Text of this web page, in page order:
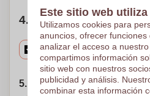
4. Elige tu cantidad
5. Elija su fecha de envío
Este sitio web
Utilizamos cookies para
anuncios, ofrecer funciones
analizar el acceso a
compartimos información
sitio web con nuestros
publicidad y análisis.
combinar esta información